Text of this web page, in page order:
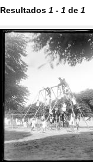
Resultados 1 - 1 de 1